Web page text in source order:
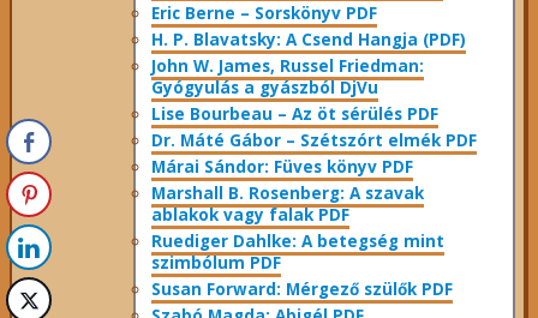
Eric Berne – Sorskönyv PDF
H. P. Blavatsky: A Csend Hangja (PDF)
John W. James, Russel Friedman:
Gyógyulás a gyászból DjVu
Lise Bourbeau – Az öt sérülés PDF
Dr. Máté Gábor – Szétszórt elmék PDF
Márai Sándor: Füves könyv PDF
Marshall B. Rosenberg: A szavak
ablakok vagy falak PDF
Ruediger Dahlke: A betegség mint
szimbólum PDF
Susan Forward: Mérgező szülők PDF